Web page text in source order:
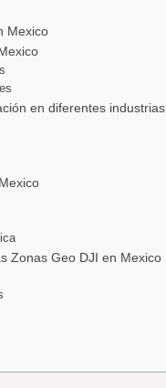
Mexico
en diferentes industrias
Zonas Geo DJI en Mexico